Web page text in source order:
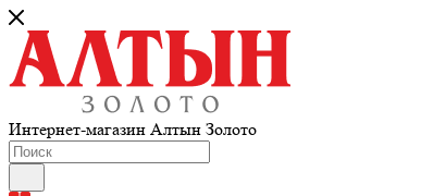
Интернет-магазин Алтын Золото